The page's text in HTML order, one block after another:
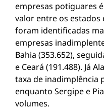
empresas potiguares
valor entre os estados
foram identificadas
empresas
Bahia (353.652),
e Ceará (191.488). Já
taxa de inadimplência
enquanto Sergipe e
volumes.